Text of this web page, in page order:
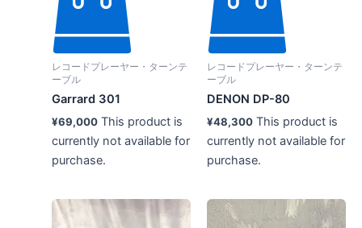
レコードプレーヤー・ターンテ
ーブル
Garrard 301
¥69,000 This product is
currently not available for
purchase.
レコードプレーヤー・ターンテ
ーブル
DENON DP-80
¥48,300 This product is
currently not available for
purchase.